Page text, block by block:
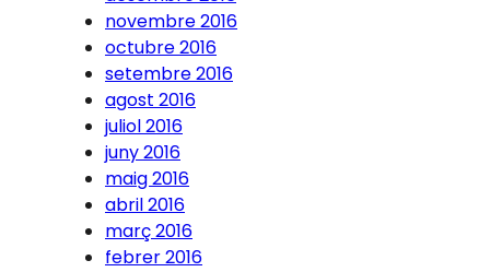
novembre 2016
octubre 2016
setembre 2016
agost 2016
juliol 2016
juny 2016
maig 2016
abril 2016
març 2016
febrer 2016